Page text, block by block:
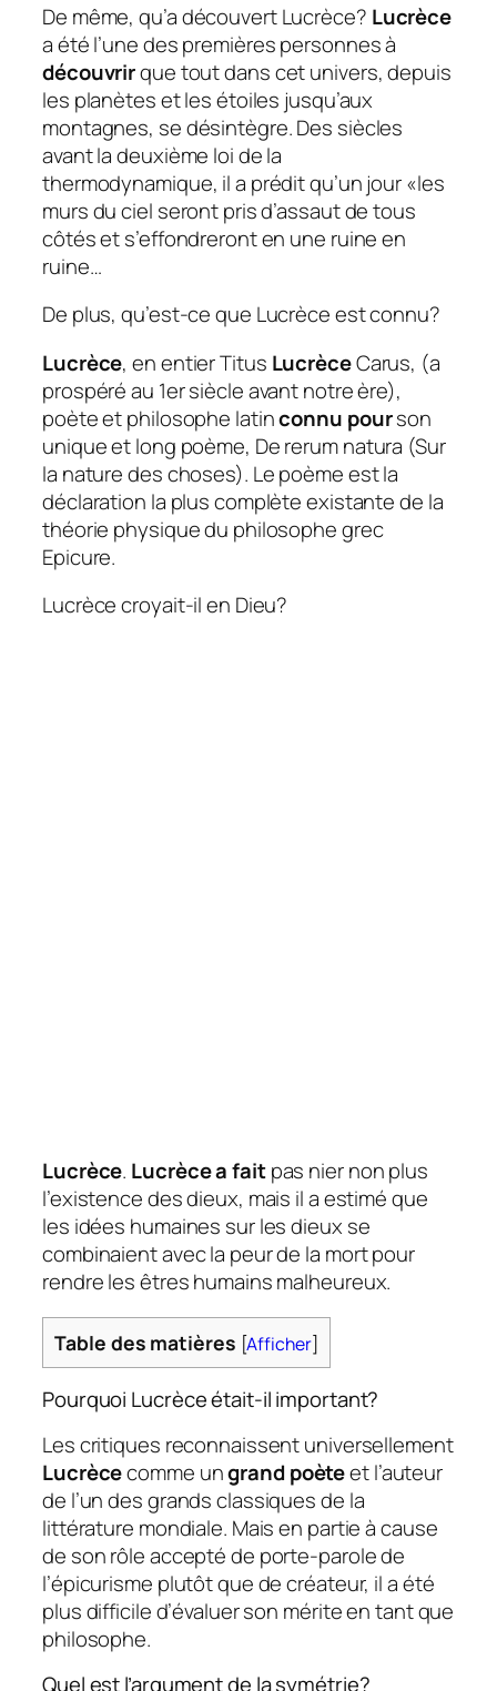
De même, qu’a découvert Lucrèce? Lucrèce
a été l’une des premières personnes à
découvrirque tout dans cet univers, depuis
les planètes et les étoiles jusqu’aux
montagnes, se désintègre. Des siècles
avant la deuxième loi de la
thermodynamique, il a prédit qu’un jour «les
murs du ciel seront pris d’assaut de tous
côtés et s’effondreront en une ruine en
ruine…
De plus, qu’est-ce que Lucrèce est connu?
Lucrèce, en entier Titus LucrèceCarus, (a
prospéré au 1er siècle avant notre ère),
poète et philosophe latinconnu pourson
unique et long poème, De rerum natura (Sur
la nature des choses). Le poème est la
déclaration la plus complète existante de la
théorie physique du philosophe grec
Epicure.
Lucrèce croyait-il en Dieu?
Lucrèce. Lucrèce a faitpas nier non plus
l’existence des dieux, mais il a estimé que
les idées humaines sur les dieux se
combinaient avec la peur de la mort pour
rendre les êtres humains malheureux.
Table des matières [Afficher]
Pourquoi Lucrèce était-il important?
Les critiques reconnaissent universellement
Lucrècecomme ungrand poèteet l’auteur
de l’un des grands classiques de la
littérature mondiale. Mais en partie à cause
de son rôle accepté de porte-parole de
l’épicurisme plutôt que de créateur, il a été
plus difficile d’évaluer son mérite en tant que
philosophe.
Quel est l’argument de la symétrie?